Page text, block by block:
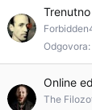
Odgovora
Online
The